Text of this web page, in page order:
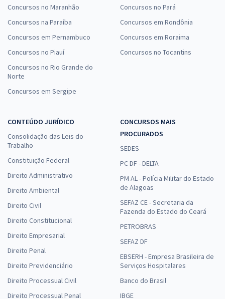
Concursos no Maranhão
Concursos na Paraíba
Concursos em Pernambuco
Concursos no Piauí
Concursos no Rio Grande do
Norte
Concursos em Sergipe
Concursos no Pará
Concursos em Rondônia
Concursos em Roraima
Concursos no Tocantins
CONTEÚDO JURÍDICO
Consolidação das Leis do
Trabalho
Constituição Federal
Direito Administrativo
Direito Ambiental
Direito Civil
Direito Constitucional
Direito Empresarial
Direito Penal
Direito Previdenciário
Direito Processual Civil
Direito Processual Penal
CONCURSOS MAIS
PROCURADOS
SEDES
PC DF - DELTA
PM AL - Polícia Militar do Estado
de Alagoas
SEFAZ CE - Secretaria da
Fazenda do Estado do Ceará
PETROBRAS
SEFAZ DF
EBSERH - Empresa Brasileira de
Serviços Hospitalares
Banco do Brasil
IBGE